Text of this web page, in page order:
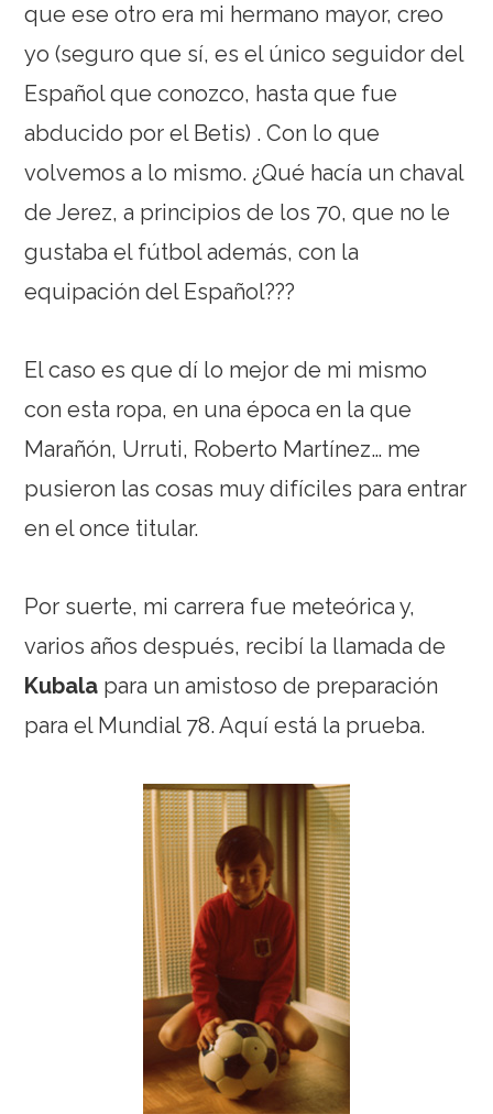
que ese otro era mi hermano mayor, creo
yo (seguro que sí, es el único seguidor del
Español que conozco, hasta que fue
abducido por el Betis) . Con lo que
volvemos a lo mismo. ¿Qué hacía un chaval
de Jerez, a principios de los 70, que no le
gustaba el fútbol además, con la
equipación del Español???
El caso es que dí lo mejor de mi mismo
con esta ropa, en una época en la que
Marañón, Urruti, Roberto Martínez… me
pusieron las cosas muy difíciles para entrar
en el once titular.
Por suerte, mi carrera fue meteórica y,
varios años después, recibí la llamada de
Kubala para un amistoso de preparación
para el Mundial 78. Aquí está la prueba.